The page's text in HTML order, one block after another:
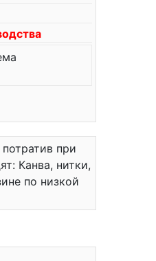
при
Канва, нитки,
по низкой